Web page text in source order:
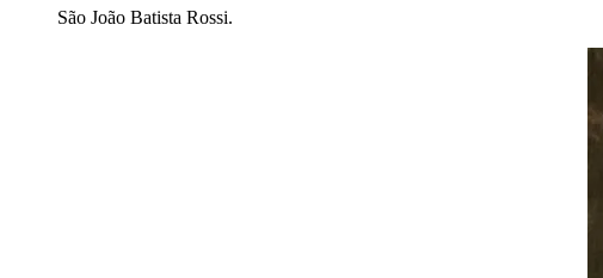
São João Batista Rossi.